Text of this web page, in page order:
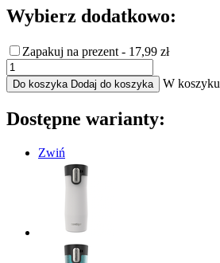
Wybierz dodatkowo:
Zapakuj na prezent - 17,99 zł
Do koszyka Dodaj do koszyka W koszyku
Dostępne warianty:
Zwiń